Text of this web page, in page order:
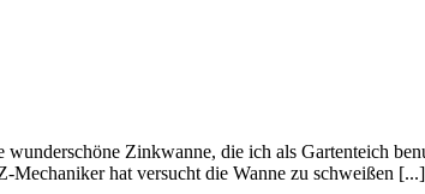
Zinkwanne, die ich als Gartenteich
Mechaniker hat versucht die Wanne zu schweißen [...]